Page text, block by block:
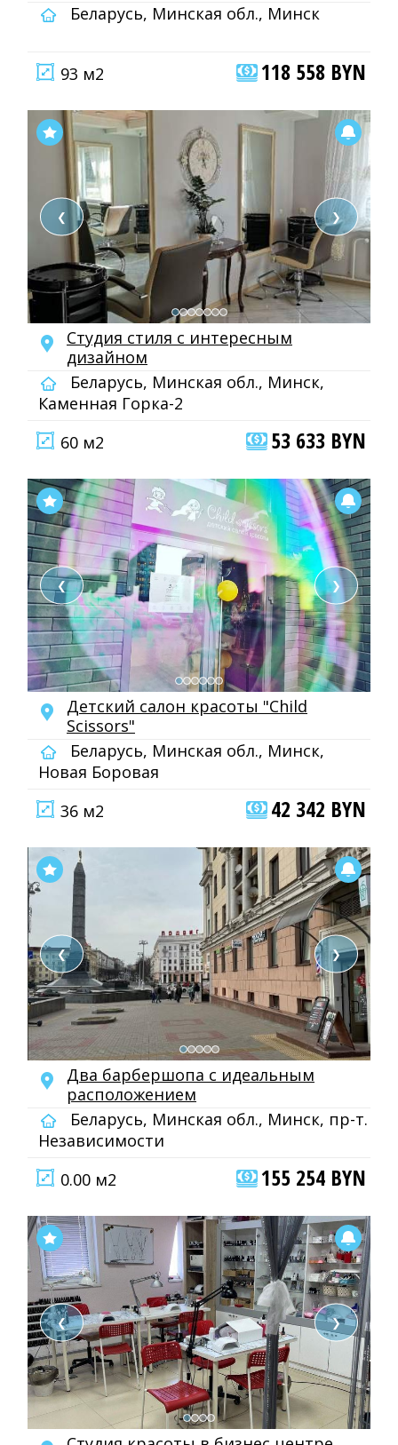
Беларусь, Минская обл., Минск
93 м2 118 558 BYN
❮ ❯
Студия стиля с интересным
дизайном
Беларусь, Минская обл., Минск,
Каменная Горка-2
60 м2
53 633 BYN
❮ ❯
Детский салон красоты "Child
Scissors"
Беларусь, Минская обл., Минск,
Новая Боровая
36 м2
42 342 BYN
❮ ❯
Два барбершопа с идеальным
расположением
Беларусь, Минская обл., Минск, пр-т.
Независимости
0.00 м2
155 254 BYN
❮ ❯